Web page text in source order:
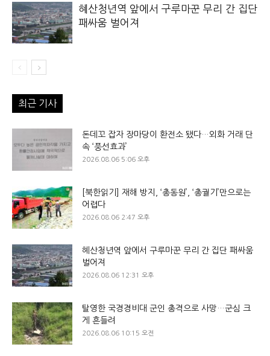
혜산청년역 앞에서 구루마꾼 무리 간 집단
패싸움 벌어져
최근 기사
돈데꼬 잡자 장마당이 환전소 됐다…외화 거래 단
속 ‘풍선효과’
2026.08.06 5:06 오후
[북한읽기] 재해 방지, ‘총동원’, ‘총궐기’만으로는
어렵다
2026.08.06 2:47 오후
혜산청년역 앞에서 구루마꾼 무리 간 집단 패싸움
벌어져
2026.08.06 12:31 오후
탈영한 국경경비대 군인 총격으로 사망…군심 크
게 흔들려
2026.08.06 10:15 오전